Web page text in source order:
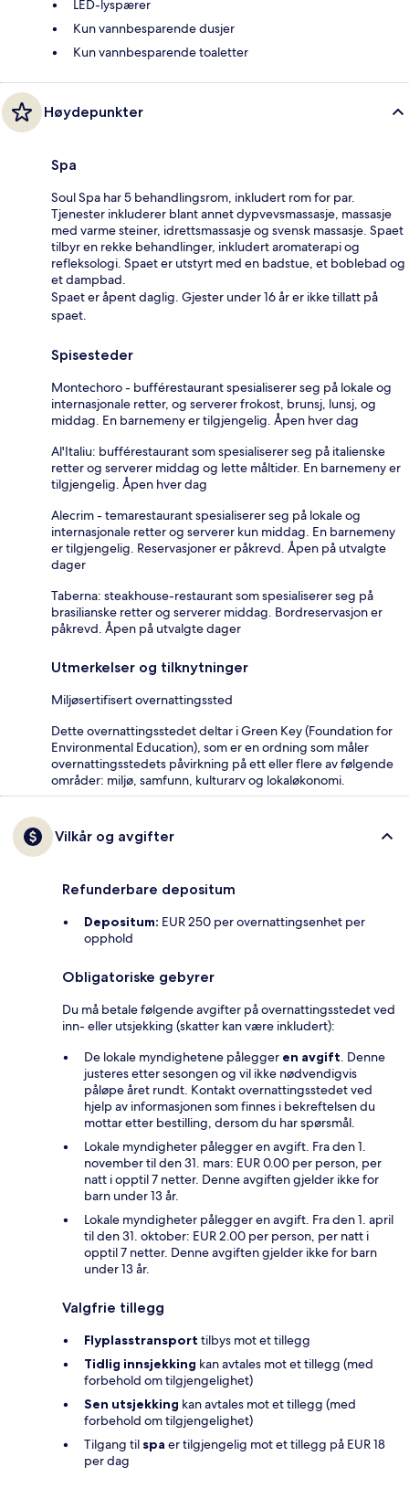
LED-lyspærer
Kun vannbesparende dusjer
Kun vannbesparende toaletter
Høydepunkter
Spa
Soul Spa har 5 behandlingsrom, inkludert rom for par.
Tjenester inkluderer blant annet dypvevsmassasje, massasje
med varme steiner, idrettsmassasje og svensk massasje. Spaet
tilbyr en rekke behandlinger, inkludert aromaterapi og
refleksologi. Spaet er utstyrt med en badstue, et boblebad og
et dampbad.
Spaet er åpent daglig. Gjester under 16 år er ikke tillatt på
spaet.
Spisesteder
Montechoro - bufférestaurant spesialiserer seg på lokale og
internasjonale retter, og serverer frokost, brunsj, lunsj, og
middag. En barnemeny er tilgjengelig. Åpen hver dag
Al'Italiu: bufférestaurant som spesialiserer seg på italienske
retter og serverer middag og lette måltider. En barnemeny er
tilgjengelig. Åpen hver dag
Alecrim - temarestaurant spesialiserer seg på lokale og
internasjonale retter og serverer kun middag. En barnemeny
er tilgjengelig. Reservasjoner er påkrevd. Åpen på utvalgte
dager
Taberna: steakhouse-restaurant som spesialiserer seg på
brasilianske retter og serverer middag. Bordreservasjon er
påkrevd. Åpen på utvalgte dager
Utmerkelser og tilknytninger
Miljøsertifisert overnattingssted
Dette overnattingsstedet deltar i Green Key (Foundation for
Environmental Education), som er en ordning som måler
overnattingsstedets påvirkning på ett eller flere av følgende
områder: miljø, samfunn, kulturarv og lokaløkonomi.
Vilkår og avgifter
Refunderbare depositum
Depositum: EUR 250 per overnattingsenhet per
opphold
Obligatoriske gebyrer
Du må betale følgende avgifter på overnattingsstedet ved
inn- eller utsjekking (skatter kan være inkludert):
De lokale myndighetene pålegger en avgift. Denne
justeres etter sesongen og vil ikke nødvendigvis
påløpe året rundt. Kontakt overnattingsstedet ved
hjelp av informasjonen som finnes i bekreftelsen du
mottar etter bestilling, dersom du har spørsmål.
Lokale myndigheter pålegger en avgift. Fra den 1.
november til den 31. mars: EUR 0.00 per person, per
natt i opptil 7 netter. Denne avgiften gjelder ikke for
barn under 13 år.
Lokale myndigheter pålegger en avgift. Fra den 1. april
til den 31. oktober: EUR 2.00 per person, per natt i
opptil 7 netter. Denne avgiften gjelder ikke for barn
under 13 år.
Valgfrie tillegg
Flyplasstransport tilbys mot et tillegg
Tidlig innsjekking kan avtales mot et tillegg (med
forbehold om tilgjengelighet)
Sen utsjekking kan avtales mot et tillegg (med
forbehold om tilgjengelighet)
Tilgang til spa er tilgjengelig mot et tillegg på EUR 18
per dag